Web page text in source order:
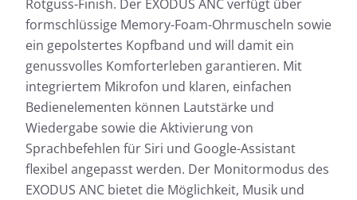
Rotguss-Finish. Der EXODUS ANC verfügt über
formschlüssige Memory-Foam-Ohrmuscheln sowie
ein gepolstertes Kopfband und will damit ein
genussvolles Komforterleben garantieren. Mit
integriertem Mikrofon und klaren, einfachen
Bedienelementen können Lautstärke und
Wiedergabe sowie die Aktivierung von
Sprachbefehlen für Siri und Google-Assistant
flexibel angepasst werden. Der Monitormodus des
EXODUS ANC bietet die Möglichkeit, Musik und